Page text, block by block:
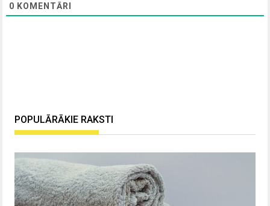
0 KOMENTĀRI
POPULĀRĀKIE RAKSTI